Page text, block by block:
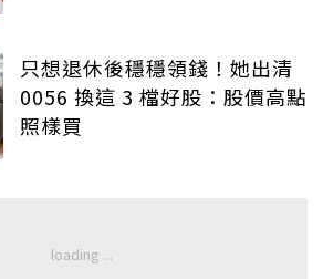
只想退休後穩穩領錢！她出清
0056 換這 3 檔好股：股價高點
照樣買